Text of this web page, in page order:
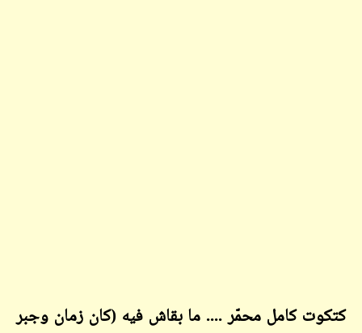
كتكوت كامل محمّر .... ما بقاش فيه (كان زمان وجبر